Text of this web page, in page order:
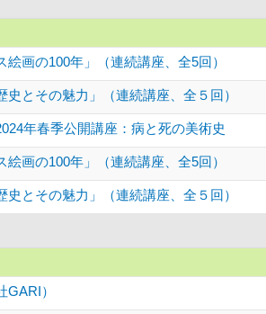
画の100年」（連続講座、全5回）
とその魅力」（連続講座、全５回）
年春季公開講座：病と死の美術史
画の100年」（連続講座、全5回）
とその魅力」（連続講座、全５回）
）